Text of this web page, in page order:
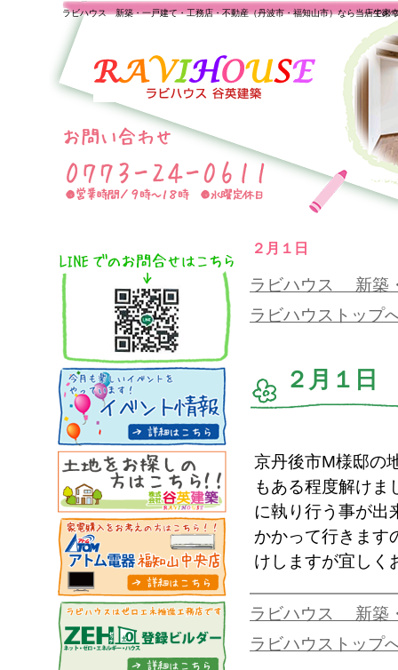
２月１日
一生の
ラビハウス 新築・一戸建て・工務店・不動産（丹波市・福知山市）なら当店で家
ラビハウス 新築
ラビハウストップ
２月１日
京丹後市M様邸の
もある程度解けま
に執り行う事が出
かかって行きます
けしますが宜しく
ラビハウス 新築
ラビハウストップ